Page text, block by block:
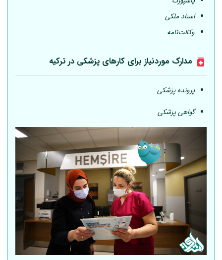
اسناد ملکی
وکالت‌نامه
مدارک موردنیاز برای کارهای پزشکی در ترکیه
پرونده پزشکی
گواهی پزشکی